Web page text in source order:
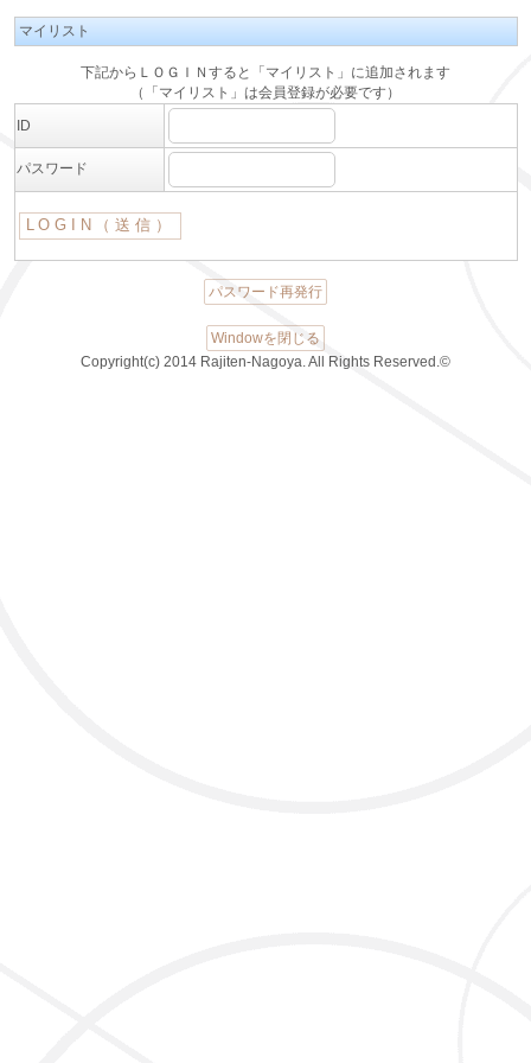
マイリスト
下記からＬＯＧＩＮすると「マイリスト」に追加されます
（「マイリスト」は会員登録が必要です）
ID
パスワード
パスワード再発行
Windowを閉じる
Copyright(c) 2014 Rajiten-Nagoya. All Rights Reserved.©